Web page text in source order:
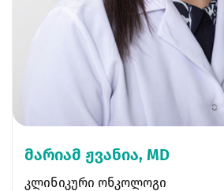
მარიამ ჟვანია, MD
კლინიკური ონკოლოგი